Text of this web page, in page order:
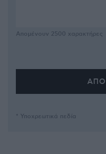
Απομένουν 2500 χαρακτήρες
* Υποχρεωτικά πεδία